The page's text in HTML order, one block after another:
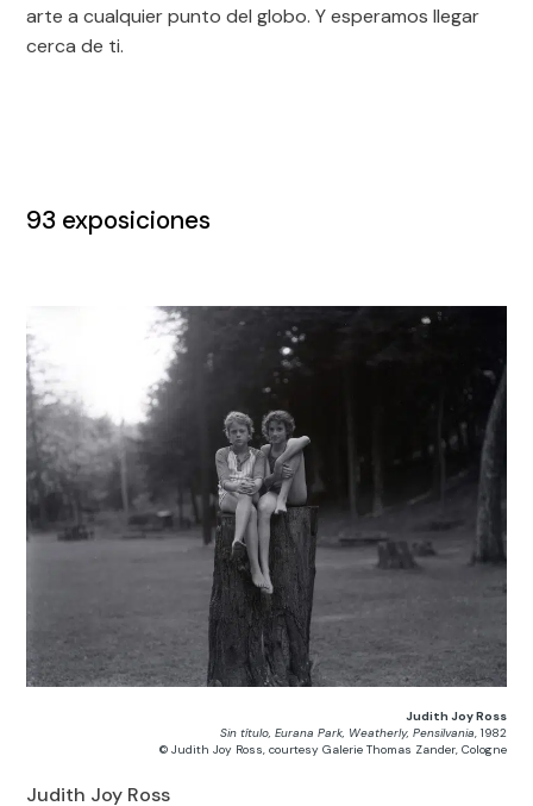
arte a cualquier punto del globo. Y esperamos llegar
cerca de ti.
93 exposiciones
Judith Joy Ross
Sin título, Eurana Park, Weatherly, Pensilvania, 1982
© Judith Joy Ross, courtesy Galerie Thomas Zander, Cologne
Judith Joy Ross